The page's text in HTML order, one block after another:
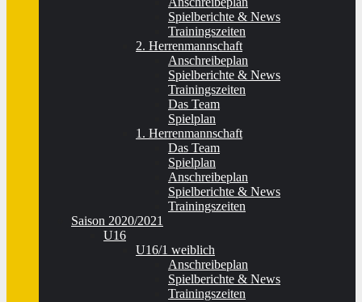
Spielberichte & News
Trainingszeiten
2. Herrenmannschaft
Anschreibeplan
Spielberichte & News
Trainingszeiten
Das Team
Spielplan
1. Herrenmannschaft
Das Team
Spielplan
Anschreibeplan
Spielberichte & News
Trainingszeiten
Saison 2020/2021
U16
U16/1 weiblich
Anschreibeplan
Spielberichte & News
Trainingszeiten